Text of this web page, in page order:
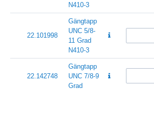
N410-3
22.101998
Gängtapp
UNC 5/8-
11 Grad
N410-3
22.142748
Gängtapp
UNC 7/8-9
Grad